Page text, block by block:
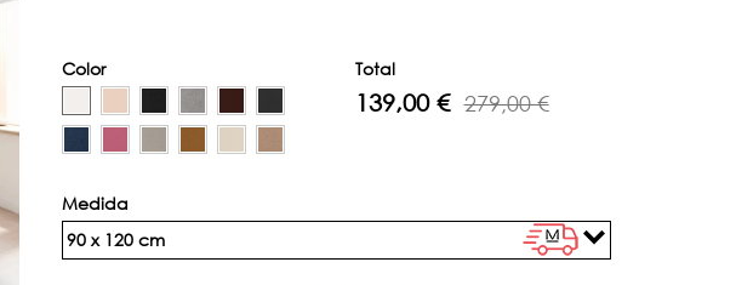
Color Total
139,00 € 279,00 €
Medida
90 x 120 cm